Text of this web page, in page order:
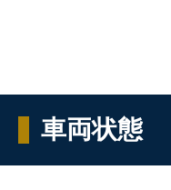
車両状態